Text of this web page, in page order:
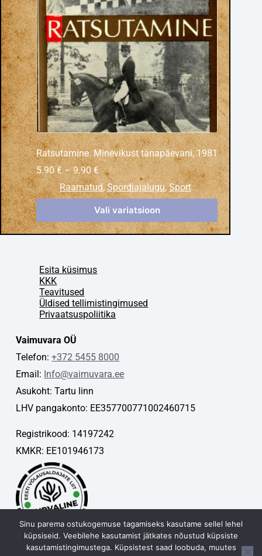
Ratsutamine. Minevikust tänapäevani, 1981
5.90€ – 9.90€
Raamatud,Spordiajalugu,Sport
Vali variatsioon
Esita küsimus
KKK
Teavitused
Üldised tellimistingimused
Privaatsuspoliitika
Vaimuvara OÜ
Telefon:+372 5455 8000
Email: Info@vaimuvara.ee
Asukoht: Tartu linn
LHV pangakonto: EE357700771002460715
Registrikood: 14197242
KMKR: EE101946173
Sinu parema ostukogemuse tagamiseks kasutame sellel lehel
küpsiseid. Veebilehe kasutamist jätkates nõustud küpsiste
kasutamistingimustega. Küpsistest saad loobuda, muutes